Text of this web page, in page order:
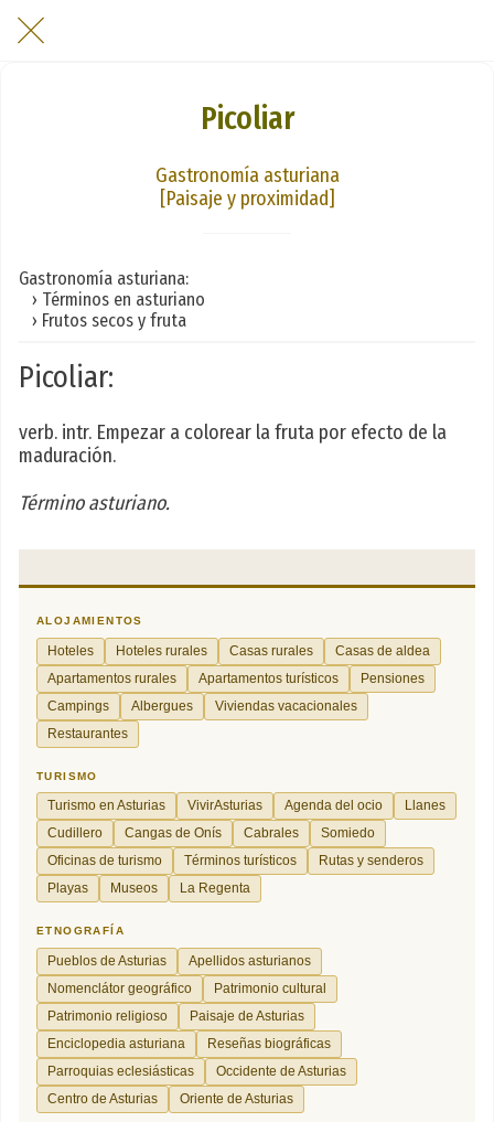
Picoliar
Gastronomía asturiana
[Paisaje y proximidad]
Gastronomía asturiana:
› Términos en asturiano
› Frutos secos y fruta
Picoliar:
verb. intr. Empezar a colorear la fruta por efecto de la
maduración.
Término asturiano.